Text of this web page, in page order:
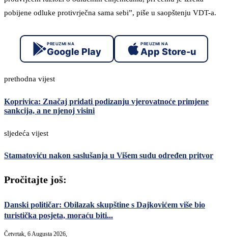
pobijene odluke protivrječna sama sebi”, piše u saopštenju VDT-a.
PREUZMI NA
Google Play
PREUZMI NA
App Store-u
prethodna vijest
Koprivica: Značaj pridati podizanju vjerovatnoće primjene
sankcija, a ne njenoj visini
sljedeća vijest
Stamatoviću nakon saslušanja u Višem sudu određen pritvor
Pročitajte još:
Danski političar: Obilazak skupštine s Dajkovićem više bio
turistička posjeta, moraću biti...
Četvrtak, 6 Augusta 2026,